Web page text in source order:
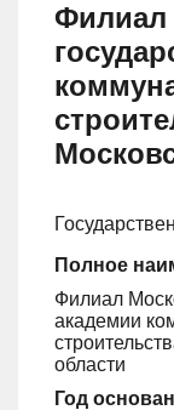
Филиал
Полное
Филиал
академии
области
Год